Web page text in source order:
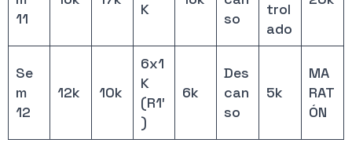
11
K
so
trol
ado
Se
m
12
12k 10k
6x1
K
(R1′
)
6k
Des
can
so
5k
MA
RAT
ÓN